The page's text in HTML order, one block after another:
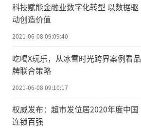
科技赋能金融业数字化转型 以数据驱
动创造价值
2021-06-08 09:09:40
吃喝X玩乐，从冰雪时光跨界案例看品
牌联合策略
2021-06-08 09:10:17
权威发布：超市发位居2020年度中国
连锁百强